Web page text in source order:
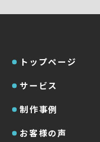
トップページ
サービス
制作事例
お客様の声